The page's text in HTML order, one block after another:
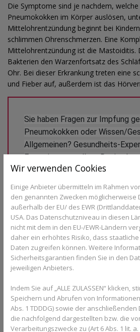
Die Symptome sind je nachdem,
Pneumokokken im Körper auslösen,
Mittelohrentzündung beginnt bei
schlimmen Ohrenschmerzen. Eine
Mittelohrentzündung ist die Mastoiditis.
Bakterien den Warzenfortsatz des
Ohr. Bei dieser Erkrankung treten eine
und Fieber auf, außerdem ist das
Sie haben Fragen zur Impfung
Pneumokokken oder Wissen/
Allgemeinen? Gesundheits-
Expertinnen aus Ihrer Region
gerne. Hier gelangen Sie zur
Pneumokokken lösen
Erkrankungen aus
Pneumokokken können auch eine
auslösen, die sich durch entzündete
Kieferhöhlen, Schnupfen und
Weiter Erkrankungen, die durch
roten, tränenden Augen, die oft jucken
Hirnhautentzündung oder eine
letzten beiden Erkrankungen sollten
medizinisches Fachpersonal
Wir verwenden Cookies
Einige Anbieter übermitteln im Rahmen
den genannten Zwecken möglicherweise
außerhalb der EU/ des EWR
USA. Das Datenschutzniveau in diesen
nicht mit dem in den EU-/EWR-Ländern
daher ein erhöhtes Risiko, dass
Daten zugreifen können. Weitere
Sicherheitsgarantien finden Sie in den
jeweiligen Anbieters.
Indem Sie auf „ALLE ZULASSEN“ klicken,
Speichern und Abrufen von
Abs. 1 TDDDG) sowie der
die nachfolgend dargestellten bzw. die
Verarbeitungszwecke zu (Art 6 Abs. 1 lit. a.